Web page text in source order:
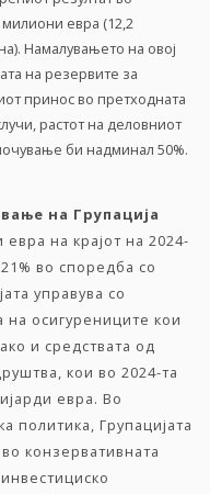
милиони евра (12,2
Намалувањето на овој
на резервите за
принос во претходната
растот на деловниот
би надминал 50%.
на Групација
на крајот на 2024-
во споредба со
управува со
на осигурениците кои
и средствата од
кои во 2024-та
евра. Во
политика, Групацијата
конзервативната